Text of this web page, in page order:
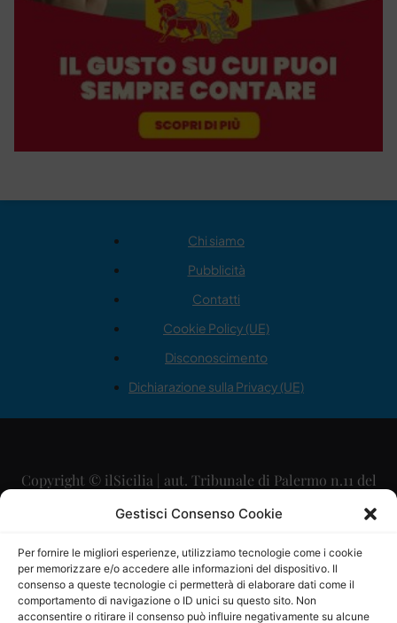
Gestisci Consenso Cookie
Per fornire le migliori esperienze, utilizziamo tecnologie come i cookie
per memorizzare e/o accedere alle informazioni del dispositivo. Il
consenso a queste tecnologie ci permetterà di elaborare dati come il
comportamento di navigazione o ID unici su questo sito. Non
acconsentire o ritirare il consenso può influire negativamente su alcune
Chi siamo
Pubblicità
Contatti
Cookie Policy (UE)
Disconoscimento
Dichiarazione sulla Privacy (UE)
Copyright © ilSicilia | aut. Tribunale di Palermo n.11 del
29/09/2015
Direttore Editoriale: Maurizio Scaglione
Direttore Responsabile: Maria Calabrese